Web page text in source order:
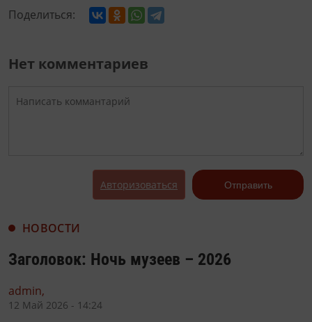
Поделиться:
Нет комментариев
Авторизоваться Отправить
НОВОСТИ
Заголовок: Ночь музеев – 2026
admin,
12 Май 2026 - 14:24